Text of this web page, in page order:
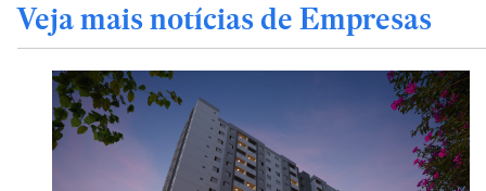
Veja mais notícias de Empresas